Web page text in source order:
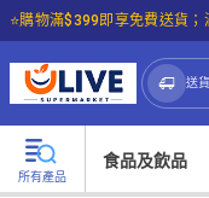
⭐購物滿$399即享免費送貨
☝🏼㩒入嚟睇下我哋嘅可持續
送
所有產品
食品及飲品